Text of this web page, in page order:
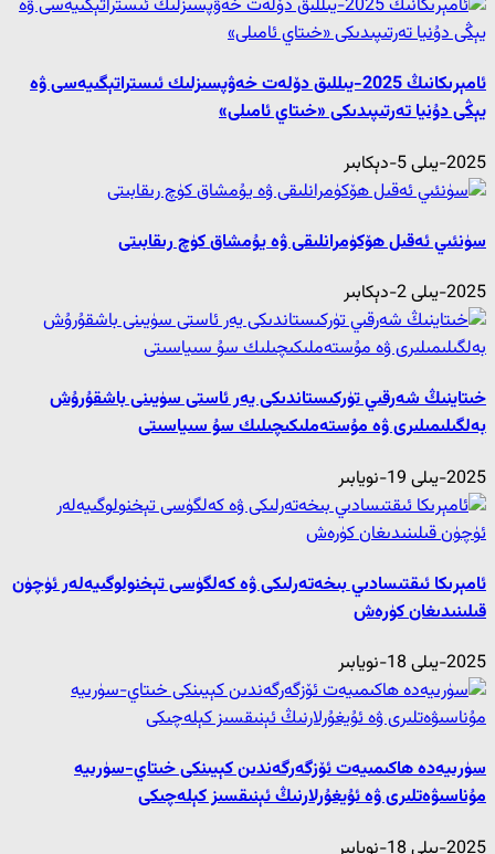
ئامېرىكانىڭ 2025-يىللىق دۆلەت خەۋپسىزلىك ئىستراتېگىيەسى ۋە
يېڭى دۇنيا تەرتىپىدىكى «خىتاي ئامىلى»
2025-يىلى 5-دېكابىر
سۈنئىي ئەقىل ھۆكۈمرانلىقى ۋە يۇمشاق كۈچ رىقابىتى
2025-يىلى 2-دېكابىر
خىتاينىڭ شەرقىي تۈركىستاندىكى يەر ئاستى سۈيىنى باشقۇرۇش
بەلگىلىمىلىرى ۋە مۇستەملىكىچىلىك سۇ سىياسىتى
2025-يىلى 19-نويابىر
ئامېرىكا ئىقتىسادىي بىخەتەرلىكى ۋە كەلگۈسى تېخنولوگىيەلەر ئۈچۈن
قىلىنىدىغان كۈرەش
2025-يىلى 18-نويابىر
سۈرىيەدە ھاكىمىيەت ئۆزگەرگەندىن كېيىنكى خىتاي-سۈرىيە
مۇناسىۋەتلىرى ۋە ئۇيغۇرلارنىڭ ئېنىقسىز كېلەچىكى